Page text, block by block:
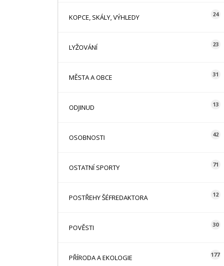
KOPCE, SKÁLY, VÝHLEDY 24
LYŽOVÁNÍ 23
MĚSTA A OBCE 31
ODJINUD 13
OSOBNOSTI 42
OSTATNÍ SPORTY 71
POSTŘEHY ŠÉFREDAKTORA 12
POVĚSTI 30
PŘÍRODA A EKOLOGIE 177